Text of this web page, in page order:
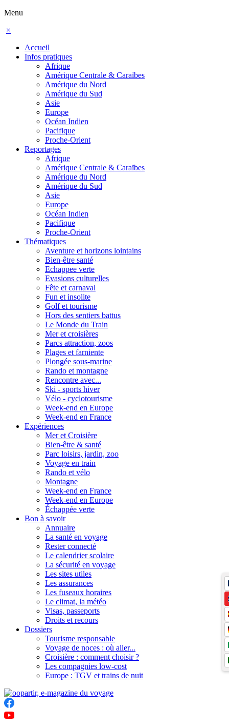
Menu
×
Accueil
Infos pratiques
Afrique
Amérique Centrale & Caraïbes
Amérique du Nord
Amérique du Sud
Asie
Europe
Océan Indien
Pacifique
Proche-Orient
Reportages
Afrique
Amérique Centrale & Caraïbes
Amérique du Nord
Amérique du Sud
Asie
Europe
Océan Indien
Pacifique
Proche-Orient
Thématiques
Aventure et horizons lointains
Bien-être santé
Echappee verte
Evasions culturelles
Fête et carnaval
Fun et insolite
Golf et tourisme
Hors des sentiers battus
Le Monde du Train
Mer et croisières
Parcs attraction, zoos
Plages et farniente
Plongée sous-marine
Rando et montagne
Rencontre avec...
Ski - sports hiver
Vélo - cyclotourisme
Week-end en Europe
Week-end en France
Expériences
Mer et Croisière
Bien-être & santé
Parc loisirs, jardin, zoo
Voyage en train
Rando et vélo
Montagne
Week-end en France
Week-end en Europe
Échappée verte
Bon à savoir
Annuaire
La santé en voyage
Rester connecté
Le calendrier scolaire
La sécurité en voyage
Les sites utiles
Les assurances
Les fuseaux horaires
Le climat, la météo
Visas, passeports
Droits et recours
Dossiers
Tourisme responsable
Voyage de noces : où aller...
Croisière : comment choisir ?
Les compagnies low-cost
Europe : TGV et trains de nuit